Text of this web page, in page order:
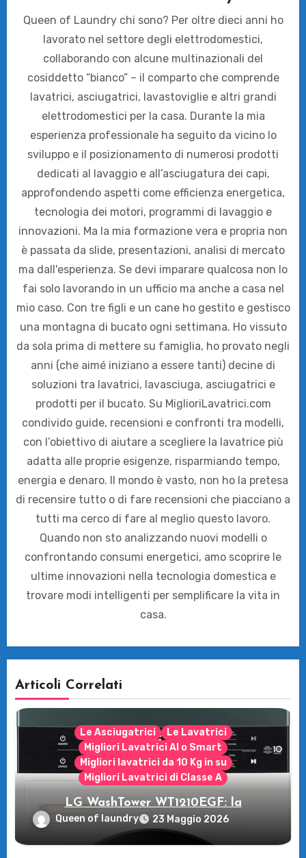
Queen of Laundry chi sono? Per oltre dieci anni ho
lavorato nel settore degli elettrodomestici,
collaborando con alcune multinazionali del
cosiddetto “bianco” – il comparto che comprende
lavatrici, asciugatrici, lavastoviglie e altri grandi
elettrodomestici per la casa. Durante la mia
esperienza professionale ha seguito da vicino lo
sviluppo e il posizionamento di numerosi prodotti
dedicati al lavaggio e all’asciugatura dei capi,
approfondendo aspetti come efficienza energetica,
tecnologia dei motori, programmi di lavaggio e
innovazioni. Ma la mia formazione vera e propria non
è passata da slide, presentazioni, analisi di mercato
ma dall'esperienza. Se devi imparare qualcosa non lo
fai solo lavorando in un ufficio ma anche a casa nel
mio caso. Con tre figli e un cane ho gestito e gestisco
una montagna di bucato ogni settimana. Ho vissuto
da sola prima di mettere su famiglia, ho provato negli
anni (che aimé iniziano a essere tanti) decine di
soluzioni tra lavatrici, lavasciuga, asciugatrici e
prodotti per il bucato. Su MiglioriLavatrici.com
condivido guide, recensioni e confronti tra modelli,
con l’obiettivo di aiutare a scegliere la lavatrice più
adatta alle proprie esigenze, risparmiando tempo,
energia e denaro. Il mondo è vasto, non ho la pretesa
di recensire tutto o di fare recensioni che piacciano a
tutti ma cerco di fare al meglio questo lavoro.
Quando non sto analizzando nuovi modelli o
confrontando consumi energetici, amo scoprire le
ultime innovazioni nella tecnologia domestica e
trovare modi intelligenti per semplificare la vita in
casa.
Articoli Correlati
Le Asciugatrici
Le Lavatrici
Migliori Lavatrici AI o Smart
Migliori lavatrici da 10 Kg in su
Migliori Lavatrici di Classe A
LG WashTower WT1210EGF: la
rivoluzione intelligente per il tuo bucato!
Queen of laundry 23 Maggio 2026